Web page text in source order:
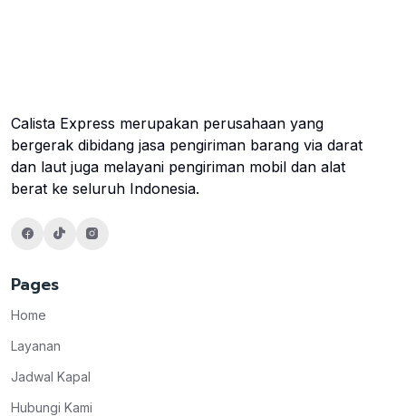
Calista Express merupakan perusahaan yang
bergerak dibidang jasa pengiriman barang via darat
dan laut juga melayani pengiriman mobil dan alat
berat ke seluruh Indonesia.
Pages
Home
Layanan
Jadwal Kapal
Hubungi Kami